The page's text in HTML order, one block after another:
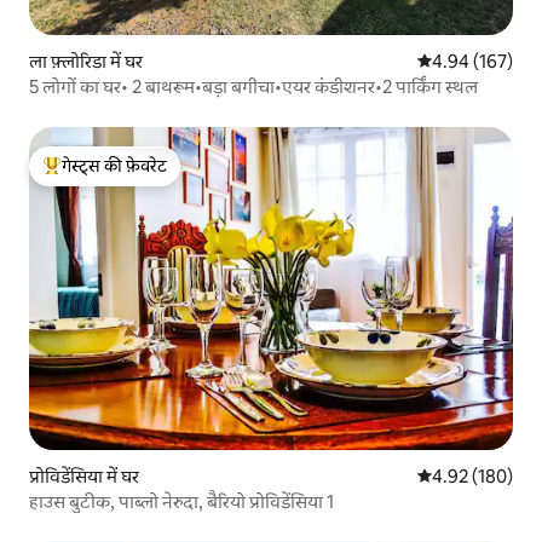
ला फ़्लोरिडा में घर औसत रेटिंग 5 में से
4.94 (167)
5 लोगों का घर• 2 बाथरूम•बड़ा बगीचा•एयर कंडीशनर•2 पार्किंग स्थल
गेस्ट्स का टॉप फ़ेवरेट
गेस्ट्स की फ़ेवरेट
प्रोविडेंसिया में घर औसत रेटिंग 5 में से
4.92 (180)
हाउस बुटीक, पाब्लो नेरुदा, बैरियो प्रोविडेंसिया 1